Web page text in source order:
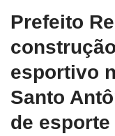
Prefeito
esportivo
Santo
de